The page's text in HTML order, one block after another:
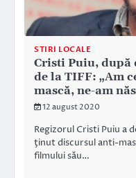
STIRI LOCALE
Cristi Puiu, după
de la TIFF: „Am
mască, ne-am
12 august 2020
Regizorul Cristi Puiu a
ţinut discursul anti-
filmului său…